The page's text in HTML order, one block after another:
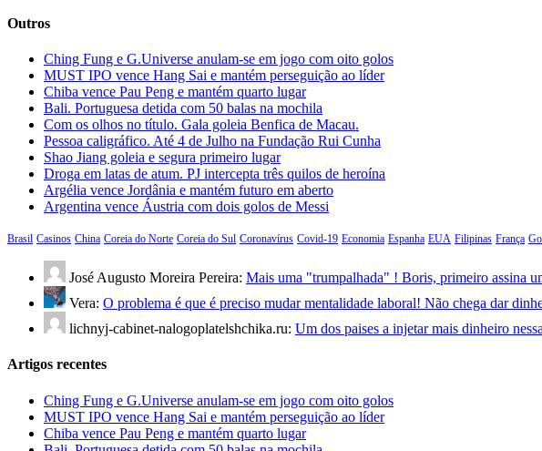
Outros
Ching Fung e G.Universe anulam-se em jogo com oito golos
MUST IPO vence Hang Sai e mantém perseguição ao líder
Chiba vence Pau Peng e mantém quarto lugar
Bali. Portuguesa detida com 50 balas na mochila
Com os olhos no título. Gala goleia Benfica de Macau.
Pessoa caligráfico. Até 4 de Julho na Fundação Rui Cunha
Shao Jiang goleia e segura primeiro lugar
Droga em latas de atum. PJ intercepta três quilos de heroína
Argélia vence Jordânia e mantém futuro em aberto
Argentina vence Áustria com dois golos de Messi
Brasil Casinos China Coreia do Norte Coreia do Sul Coronavírus Covid-19 Economia Espanha EUA Filipinas França
José Augusto Moreira Pereira: Mais uma "trumpalhada" ! Boris, primeiro assina
Vera: O problema é que é preciso mudar mentalidade laboral! Não chega dar
lichnyj-cabinet-nalogoplatelshchika.ru: Um dos paises a injetar mais dinheiro
Artigos recentes
Ching Fung e G.Universe anulam-se em jogo com oito golos
MUST IPO vence Hang Sai e mantém perseguição ao líder
Chiba vence Pau Peng e mantém quarto lugar